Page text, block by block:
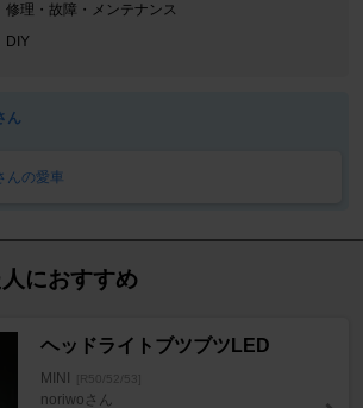
修理・故障・メンテナンス
DIY
ん
んの愛車
におすすめ
ヘッドライトブツブツLED
MINI [R50/52/53]
noriwoさん